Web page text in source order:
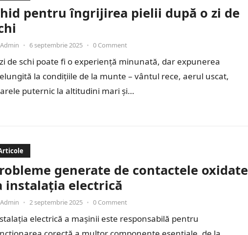
pentru îngrijirea pielii după o zi de
Admin • 6 septembrie 2025 • 0 Comment
de schi poate fi o experiență minunată, dar expunerea
la condițiile de la munte – vântul rece, aerul uscat,
puternic la altitudini mari și…
generate de contactele oxidate
instalația electrică
Admin • 2 septembrie 2025 • 0 Comment
electrică a mașinii este responsabilă pentru